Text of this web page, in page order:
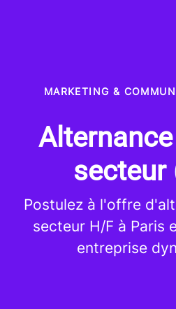
MARKETING &
secteur
Postulez à l'offre
secteur H/F à Paris
entreprise